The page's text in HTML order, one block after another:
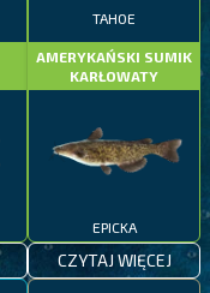
TAHOE
AMERYKAŃSKI SUMIK
KARŁOWATY
EPICKA
CZYTAJ WIĘCEJ